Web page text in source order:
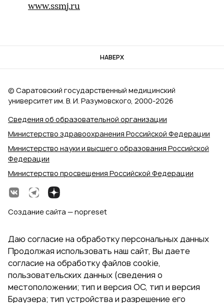
www.ssmj.ru
НАВЕРХ
Сведения об образовательной организации
Министерство здравоохранения Российской Федерации
Министерство науки и высшего образования Российской
Федерации
Министерство просвещения Российской Федерации
© Саратовский государственный медицинский
университет им. В. И. Разумовского, 2000‑2026
Создание сайта — nopreset
Даю согласие на обработку персональных данных
Продолжая использовать наш сайт, Вы даете
согласие на обработку файлов cookie,
пользовательских данных (сведения о
местоположении; тип и версия ОС, тип и версия
Браузера; тип устройства и разрешение его